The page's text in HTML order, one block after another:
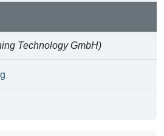
Technology GmbH)